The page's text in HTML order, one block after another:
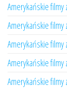
Amerykańskie filmy
Amerykańskie filmy
Amerykańskie filmy
Amerykańskie filmy
Amerykańskie filmy